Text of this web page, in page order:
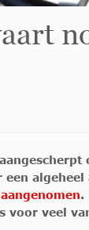
een
.
veel